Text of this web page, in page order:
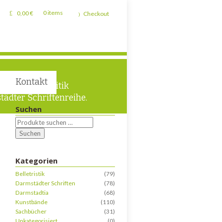
0,00€ 0 items Checkout
und Lokalpolitik
Schriftenreihe.
Kontakt
Suchen
Suchen
Kategorien
Belletristik
(79)
Darmstädter Schriften
(78)
Darmstadtia
(68)
Kunstbände
(110)
Sachbücher
(31)
Unkategorisiert
(0)